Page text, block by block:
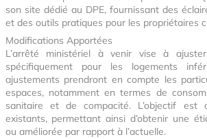
son site dédié au DPE, fournissant des
et des outils pratiques pour les propriétaires
Modifications Apportées
L’arrêté ministériel à venir vise à
spécifiquement pour les logements
ajustements prendront en compte les
espaces, notamment en termes de
sanitaire et de compacité. L’objectif est
existants, permettant ainsi d’obtenir une
ou améliorée par rapport à l’actuelle.